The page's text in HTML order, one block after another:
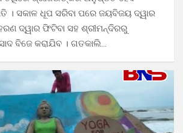
। ସକାଳ ଧୂପ ସରିବା ପରେ ଜୟବିଜୟ ଦ୍ୱାର
ଦ୍ୱାର ଫିଟିବା ସହ ଶ୍ରୀମନ୍ଦିରରୁ
ବିଜେ କରାଯିବ । ଗତକାଲି…